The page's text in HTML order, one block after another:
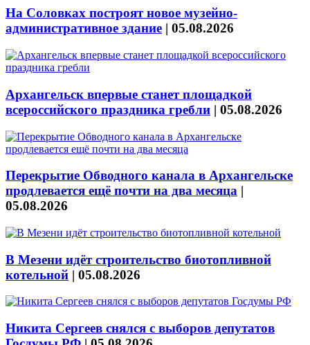
На Соловках построят новое музейно-
административное здание | 05.08.2026
Архангельск впервые станет площадкой
всероссийского праздника гребли | 05.08.2026
Перекрытие Обводного канала в Архангельске
продлевается ещё почти на два месяца |
05.08.2026
В Мезени идёт строительство биотопливной
котельной | 05.08.2026
Никита Сергеев снялся с выборов депутатов